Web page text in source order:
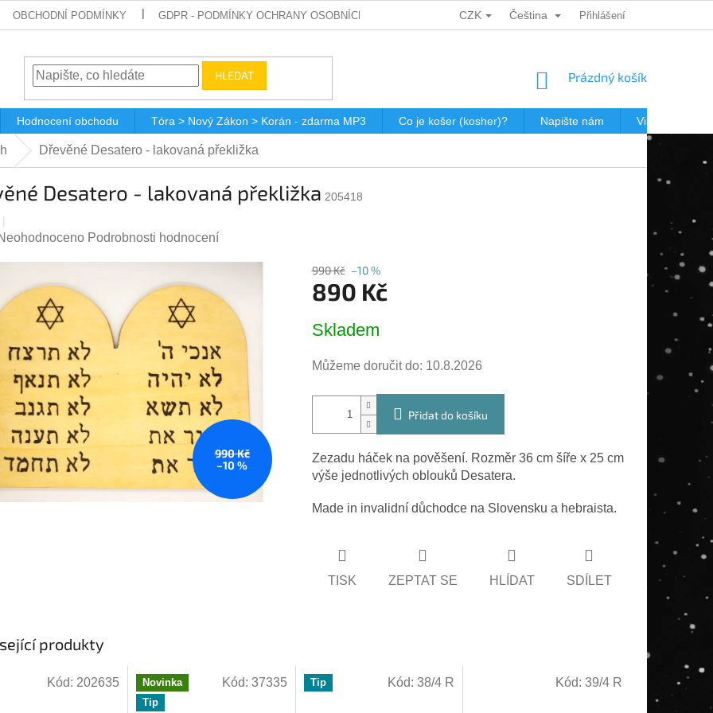
OBCHODNÍ PODMÍNKY GDPR - PODMÍNKY OCHRANY OSOBNÍCH ÚDAJŮ DÁRKOVÉ KUPONY POŠTOVNÉ V JEWISHOP
CZK Čeština Přihlášení
HLEDAT
NÁKUPNÍ
Prázdný košík
Hodnocení obchodu Tóra > Nový Zákon > Korán - zdarma MP3 Co je košer (kosher)? Napište nám Virtualní
Dřevěné Desatero - lakovaná překližka
Desatero - lakovaná překližka 205418
0,0
hvězdiček.
Podrobnosti hodnocení
990 Kč
–10 %
990 Kč –10 %
890 Kč
cena:
Skladem
Můžeme doručit do: 10.8.2026
Přidat do košíku
Zezadu háček na pověšení. Rozměr 36 cm šíře x 25 cm
výše jednotlivých oblouků Desatera.
Made in invalidní důchodce na Slovensku a hebraista.
TISK ZEPTAT SE HLÍDAT SDÍLET
produkty
Kód: 202635
Novinka
Tip
Kód: 37335 Tip Kód:38/4 R Kód: 39/4 R